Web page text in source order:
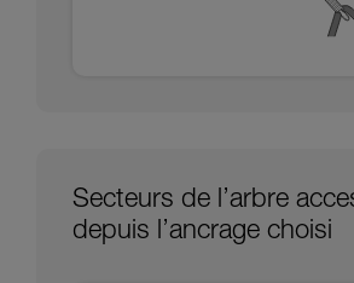
Secteurs de l’arbre
depuis l’ancrage choisi